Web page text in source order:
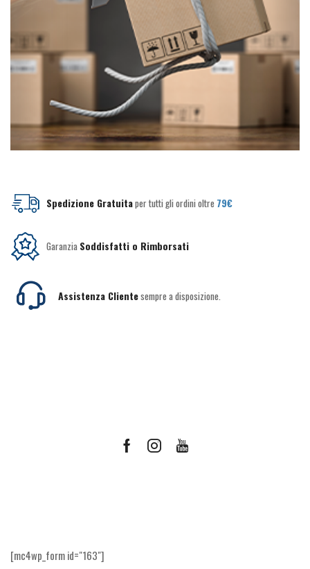
Spedizione Gratuitaper tutti gli ordini oltre 79€
GaranziaSoddisfatti o Rimborsati
Assistenza Clientesempre a disposizione.
FacebookInstagramYoutube
[mc4wp_form id="163"]